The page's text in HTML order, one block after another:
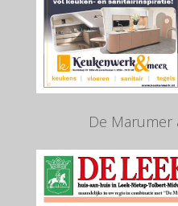
De Marumer